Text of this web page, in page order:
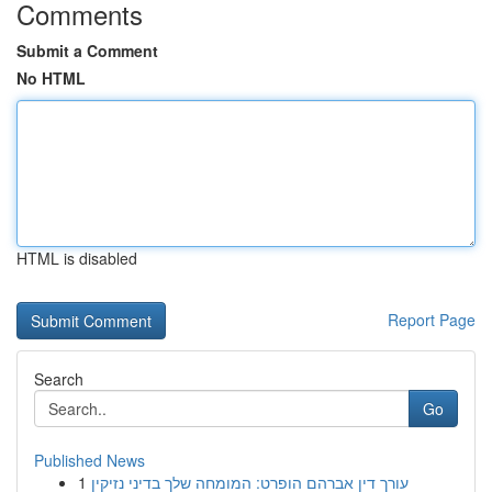
Comments
Submit a Comment
No HTML
HTML is disabled
Report Page
Search
Go
Published News
1 עורך דין אברהם הופרט: המומחה שלך בדיני נזיקין